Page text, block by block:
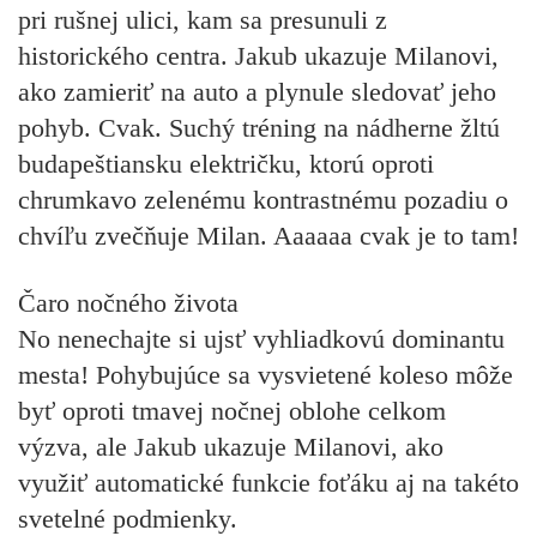
pri rušnej ulici, kam sa presunuli z
historického centra. Jakub ukazuje Milanovi,
ako zamieriť na auto a plynule sledovať jeho
pohyb. Cvak. Suchý tréning na nádherne žltú
budapeštiansku električku, ktorú oproti
chrumkavo zelenému kontrastnému pozadiu o
chvíľu zvečňuje Milan. Aaaaaa cvak je to tam!
Čaro nočného života
No nenechajte si ujsť vyhliadkovú dominantu
mesta! Pohybujúce sa vysvietené koleso môže
byť oproti tmavej nočnej oblohe celkom
výzva, ale Jakub ukazuje Milanovi, ako
využiť automatické funkcie foťáku aj na takéto
svetelné podmienky.